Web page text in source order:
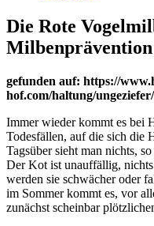
Die Rote
gefunden auf: https://
hof.com/haltung/
Immer wieder kommt es bei
Todesfällen, auf die sich die
Tagsüber sieht man nichts,
Der Kot ist unauffällig,
werden sie schwächer oder
im Sommer kommt es, vor
zunächst scheinbar